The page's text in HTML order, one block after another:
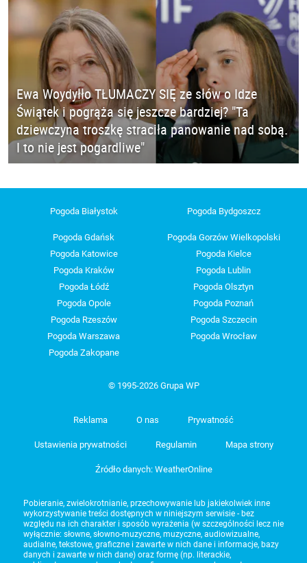
Ewa Woydyłło TŁUMACZY SIĘ ze słów o Idze
Świątek i pogrąża się jeszcze bardziej? "Ta
dziewczyna troszkę straciła panowanie nad sobą.
I to nie jest pogardliwe"
Pogoda Białystok Pogoda Bydgoszcz
Pogoda Gdańsk
Pogoda Gorzów Wielkopolski
Pogoda Katowice
Pogoda Kielce
Pogoda Kraków
Pogoda Lublin
Pogoda Łódź
Pogoda Olsztyn
Pogoda Opole
Pogoda Poznań
Pogoda Rzeszów
Pogoda Szczecin
Pogoda Warszawa
Pogoda Wrocław
Pogoda Zakopane
© 1995-2026 Grupa WP
Reklama O nas Prywatność
Ustawienia prywatności Regulamin Mapa strony
Źródło danych: WeatherOnline
Pobieranie, zwielokrotnianie, przechowywanie lub jakiekolwiek inne
wykorzystywanie treści dostępnych w niniejszym serwisie - bez
względu na ich charakter i sposób wyrażenia (w szczególności lecz nie
wyłącznie: słowne, słowno-muzyczne, muzyczne, audiowizualne,
audialne, tekstowe, graficzne i zawarte w nich dane i informacje, bazy
danych i zawarte w nich dane) oraz formę (np. literackie,